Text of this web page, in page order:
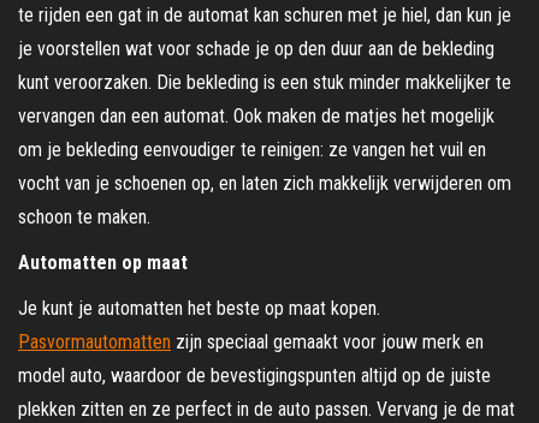
te rijden een gat in de automat kan schuren met je hiel, dan kun je
je voorstellen wat voor schade je op den duur aan de bekleding
kunt veroorzaken. Die bekleding is een stuk minder makkelijker te
vervangen dan een automat. Ook maken de matjes het mogelijk
om je bekleding eenvoudiger te reinigen: ze vangen het vuil en
vocht van je schoenen op, en laten zich makkelijk verwijderen om
schoon te maken.
Automatten op maat
Je kunt je automatten het beste op maat kopen.
Pasvormautomatten zijn speciaal gemaakt voor jouw merk en
model auto, waardoor de bevestigingspunten altijd op de juiste
plekken zitten en ze perfect in de auto passen. Vervang je de mat